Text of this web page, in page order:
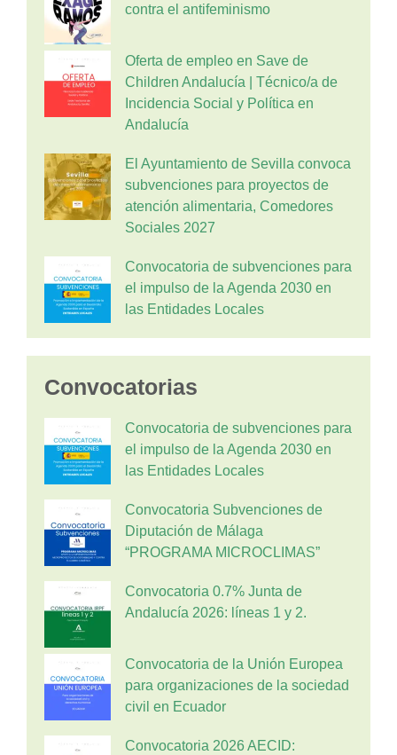
contra el antifeminismo
Oferta de empleo en Save de
Children Andalucía | Técnico/a de
Incidencia Social y Política en
Andalucía
El Ayuntamiento de Sevilla convoca
subvenciones para proyectos de
atención alimentaria, Comedores
Sociales 2027
Convocatoria de subvenciones para
el impulso de la Agenda 2030 en
las Entidades Locales
Convocatorias
Convocatoria de subvenciones para
el impulso de la Agenda 2030 en
las Entidades Locales
Convocatoria Subvenciones de
Diputación de Málaga
“PROGRAMA MICROCLIMAS”
Convocatoria 0.7% Junta de
Andalucía 2026: líneas 1 y 2.
Convocatoria de la Unión Europea
para organizaciones de la sociedad
civil en Ecuador
Convocatoria 2026 AECID: